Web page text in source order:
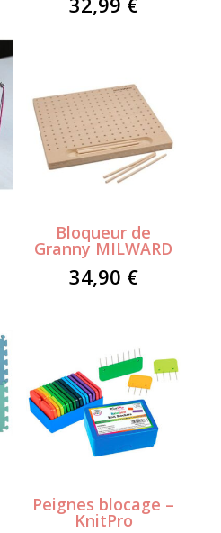
Bloqueur de
Granny MILWARD
34,90 €
Peignes blocage –
KnitPro